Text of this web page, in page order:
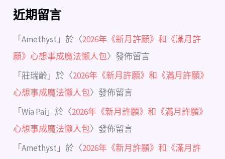
近期留言
「Amethyst 」於〈2026年《新月許願》和《滿月許
願》心想事成魔法懶人包〉發佈留言
「莊瑞齡 」於〈2026年《新月許願》和《滿月許願》
心想事成魔法懶人包〉發佈留言
「Wia Pai 」於〈2026年《新月許願》和《滿月許願》
心想事成魔法懶人包〉發佈留言
「Amethyst 」於〈2026年《新月許願》和《滿月許